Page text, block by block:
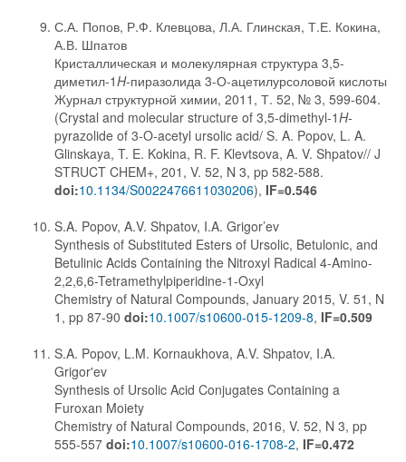
С.А. Попов, Р.Ф. Клевцова, Л.А. Глинская, Т.Е. Кокина,
А.В. Шпатов
Кристаллическая и молекулярная структура 3,5-
диметил-1H-пиразолида 3-О-ацетилурсоловой кислоты
Журнал структурной химии, 2011, Т. 52, № 3, 599-604.
(Crystal and molecular structure of 3,5-dimethyl-1H-
pyrazolide of 3-O-acetyl ursolic acid/ S. A. Popov, L. A.
Glinskaya, T. E. Kokina, R. F. Klevtsova, A. V. Shpatov// J
STRUCT CHEM+, 201, V. 52, N 3, pp 582-588.
doi:10.1134/S0022476611030206), IF=0.546
S.A. Popov, A.V. Shpatov, I.A. Grigor’ev
Synthesis of Substituted Esters of Ursolic, Betulonic, and
Betulinic Acids Containing the Nitroxyl Radical 4-Amino-
2,2,6,6-Tetramethylpiperidine-1-Oxyl
Chemistry of Natural Compounds, January 2015, V. 51, N
1, pp 87-90 doi:10.1007/s10600-015-1209-8, IF=0.509
S.A. Popov, L.M. Kornaukhova, A.V. Shpatov, I.A.
Grigor'ev
Synthesis of Ursolic Acid Conjugates Containing a
Furoxan Moiety
Chemistry of Natural Compounds, 2016, V. 52, N 3, pp
555-557 doi:10.1007/s10600-016-1708-2, IF=0.472